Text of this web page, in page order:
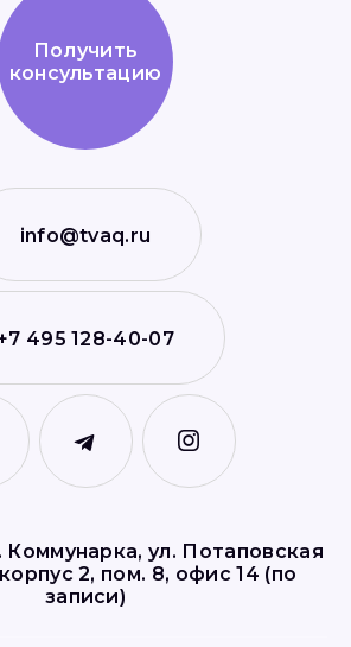
Получить
консультацию
info@tvaq.ru
495 128-40-07
Коммунарка, ул. Потаповская
2, пом. 8, офис 14 (по
записи)